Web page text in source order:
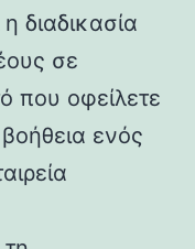
διαδικασία
σε
που οφείλετε
ενός